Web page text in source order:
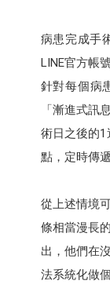
病患完成手
LINE官方帳
針對每個病
「漸進式訊
術日之後的1
點，定時傳
從上述情境
條相當漫長
出，他們在
法系統化做